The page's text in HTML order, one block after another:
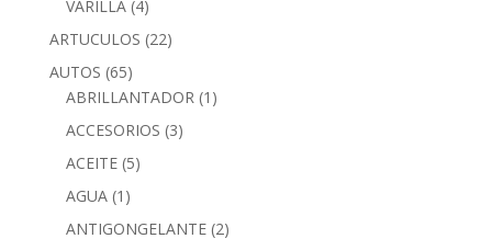
VARILLA (4)
ARTUCULOS (22)
AUTOS (65)
ABRILLANTADOR (1)
ACCESORIOS (3)
ACEITE (5)
AGUA (1)
ANTIGONGELANTE (2)